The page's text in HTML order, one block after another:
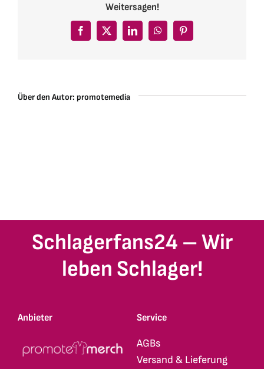
Weitersagen!
Facebook
X LinkedInWhatsAppPinterest
Über den Autor: promotemedia
Schlagerfans24 – Wir
leben Schlager!
Anbieter Service
AGBs
Versand & Lieferung